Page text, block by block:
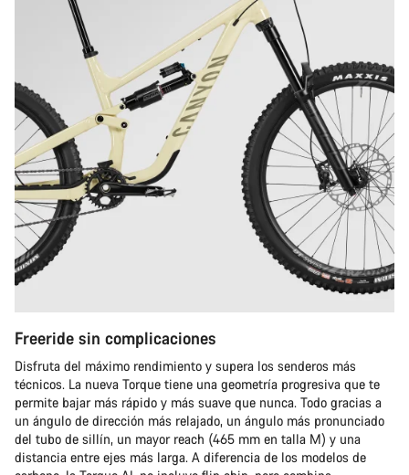
Freeride sin complicaciones
Disfruta del máximo rendimiento y supera los senderos más
técnicos. La nueva Torque tiene una geometría progresiva que te
permite bajar más rápido y más suave que nunca. Todo gracias a
un ángulo de dirección más relajado, un ángulo más pronunciado
del tubo de sillín, un mayor reach (465 mm en talla M) y una
distancia entre ejes más larga. A diferencia de los modelos de